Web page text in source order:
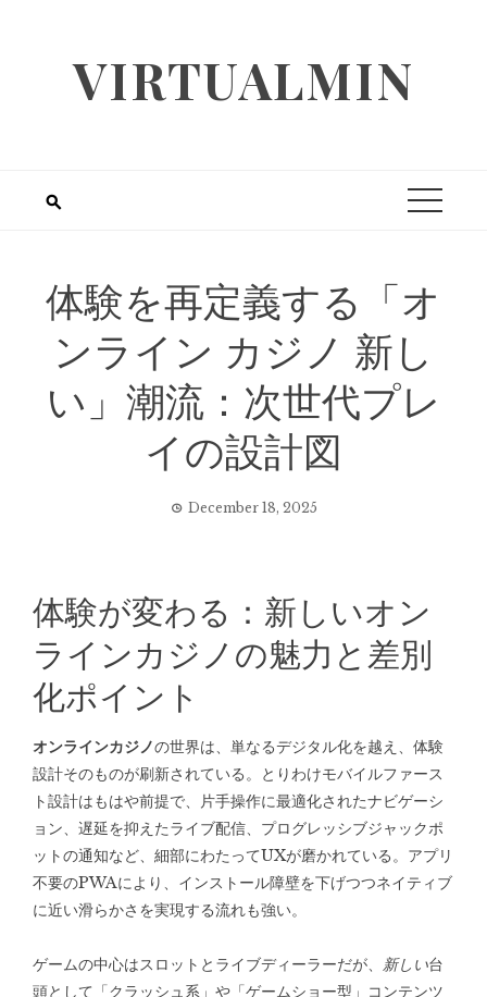
VIRTUALMIN
体験を再定義する「オ
ンライン カジノ 新し
い」潮流：次世代プレ
イの設計図
December 18, 2025
体験が変わる：新しいオン
ラインカジノの魅力と差別
化ポイント
オンラインカジノの世界は、単なるデジタル化を越え、体験
設計そのものが刷新されている。とりわけモバイルファース
ト設計はもはや前提で、片手操作に最適化されたナビゲーシ
ョン、遅延を抑えたライブ配信、プログレッシブジャックポ
ットの通知など、細部にわたってUXが磨かれている。アプリ
不要のPWAにより、インストール障壁を下げつつネイティブ
に近い滑らかさを実現する流れも強い。
ゲームの中心はスロットとライブディーラーだが、 新しい台
頭として「クラッシュ系」や「ゲームショー型」コンテンツ